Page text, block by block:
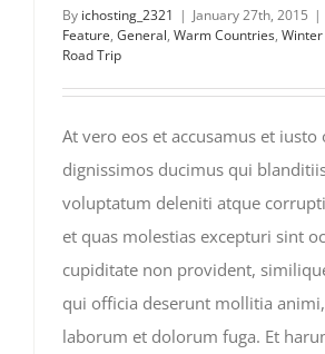
By ichosting_2321 | January 27th, 2015 |
Feature, General, Warm Countries, Winter
Road Trip
At vero eos et accusamus et iusto
dignissimos ducimus qui
voluptatum deleniti atque
et quas molestias excepturi sint
cupiditate non provident,
qui officia deserunt mollitia
laborum et dolorum fuga. Et